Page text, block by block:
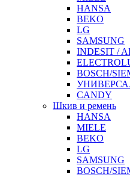
HANSA
BEKO
LG
SAMSUNG
INDESIT /
BOSCH/
CANDY
Шкив и ремень
HANSA
MIELE
BEKO
LG
SAMSUNG
BOSCH/